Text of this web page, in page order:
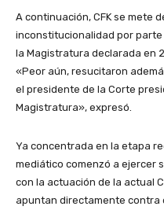
A continuación, CFK se mete
inconstitucionalidad por parte
la Magistratura declarada en
«Peor aún, resucitaron
el presidente de la Corte
Magistratura», expresó.
Ya concentrada en la etapa
mediático comenzó a ejercer
con la actuación de la actual
apuntan directamente contra